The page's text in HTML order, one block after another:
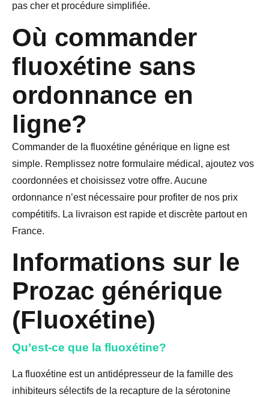
pas cher et procédure simplifiée.
Où commander
fluoxétine sans
ordonnance en
ligne?
Commander de la fluoxétine générique en ligne est
simple. Remplissez notre formulaire médical, ajoutez vos
coordonnées et choisissez votre offre. Aucune
ordonnance n’est nécessaire pour profiter de nos prix
compétitifs. La livraison est rapide et discrète partout en
France.
Informations sur le
Prozac générique
(Fluoxétine)
Qu’est-ce que la fluoxétine?
La fluoxétine est un antidépresseur de la famille des
inhibiteurs sélectifs de la recapture de la sérotonine